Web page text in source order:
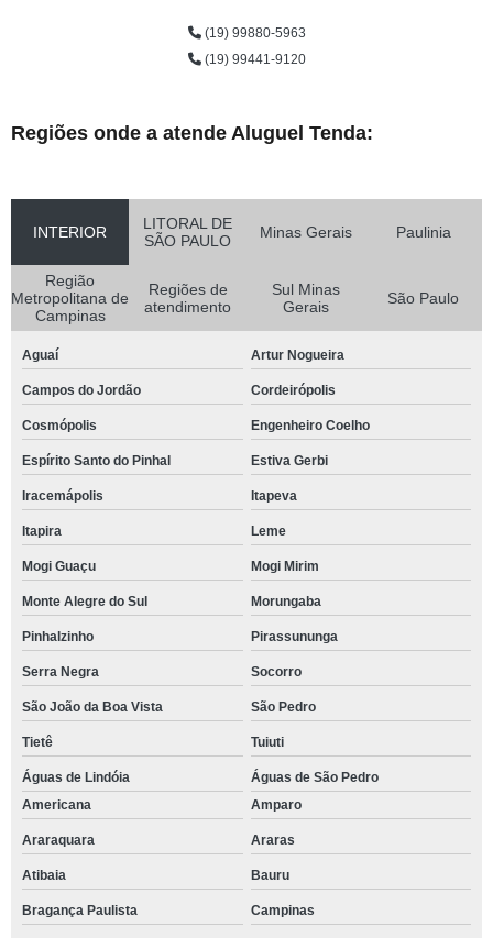
(19) 99880-5963
(19) 99441-9120
Regiões onde a atende Aluguel Tenda:
INTERIOR
LITORAL DE
SÃO PAULO
Minas Gerais Paulinia
Região
Metropolitana de
Campinas
Regiões de
atendimento
Sul Minas
Gerais
São Paulo
Aguaí Artur Nogueira
Campos do Jordão Cordeirópolis
Cosmópolis Engenheiro Coelho
Espírito Santo do Pinhal Estiva Gerbi
Iracemápolis Itapeva
Itapira Leme
Mogi Guaçu Mogi Mirim
Monte Alegre do Sul Morungaba
Pinhalzinho Pirassununga
Serra Negra Socorro
São João da Boa Vista São Pedro
Tietê Tuiuti
Águas de Lindóia
Águas de São Pedro
Americana
Amparo
Araraquara Araras
Atibaia Bauru
Bragança Paulista Campinas